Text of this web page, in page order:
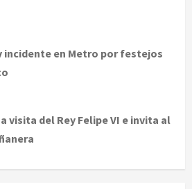
incidente en Metro por festejos
visita del Rey Felipe VI e invita al